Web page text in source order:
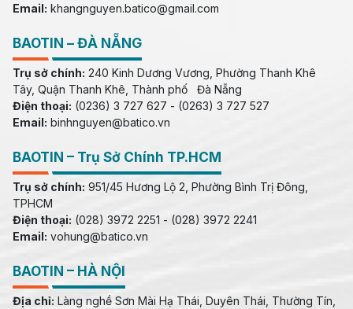
Email: khangnguyen.batico@gmail.com
BAOTIN – ĐÀ NẴNG
Trụ sở chính: 240 Kinh Dương Vương, Phường Thanh Khê
Tây, Quận Thanh Khê, Thành phố Đà Nẵng
Điện thoại: (0236) 3 727 627 - (0263) 3 727 527
Email: binhnguyen@batico.vn
BAOTIN – Trụ Sở Chính TP.HCM
Trụ sở chính: 951/45 Hương Lộ 2, Phường Bình Trị Đông,
TPHCM
Điện thoại: (028) 3972 2251 - (028) 3972 2241
Email: vohung@batico.vn
BAOTIN – HÀ NỘI
Địa chỉ: Làng nghề Sơn Mài Hạ Thái, Duyên Thái, Thường Tín,